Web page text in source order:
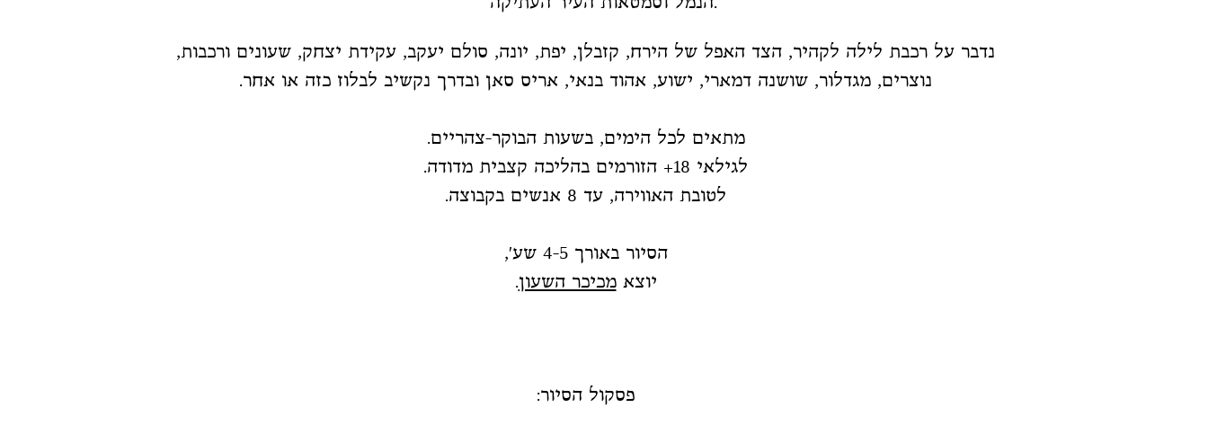
נדבר על רכבת לילה לקהיר, הצד האפל של הירח, קזבלן, יפת, יונה, סולם יעקב, עקידת יצחק, שעונים ורכבות,
נוצרים, מגדלור, שושנה דמארי, ישוע, אהוד בנאי, אריס סאן ובדרך נקשיב לבלוז כזה או אחר.
מתאים לכל הימים, בשעות הבוקר-צהריים.
לגילאי 18+ הזורמים בהליכה קצבית מדודה.
לטובת האווירה, עד 8 אנשים בקבוצה.
הסיור באורך 4-5 שע',
יוצאמכיכר השעון.
פסקול הסיור: